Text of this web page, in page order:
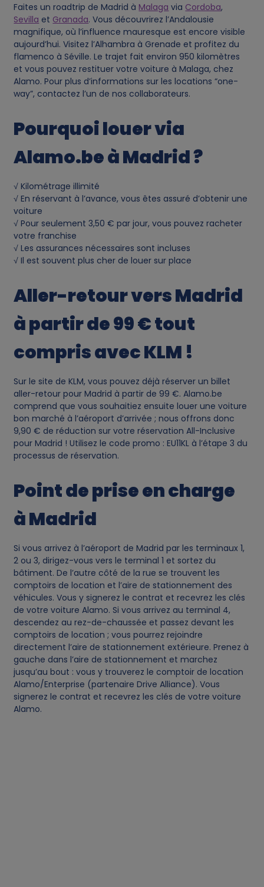
Faites un roadtrip de Madrid à Malaga via Cordoba,
Sevilla et Granada. Vous découvrirez l’Andalousie
magnifique, où l’influence mauresque est encore visible
aujourd’hui. Visitez l’Alhambra à Grenade et profitez du
flamenco à Séville. Le trajet fait environ 950 kilomètres
et vous pouvez restituer votre voiture à Malaga, chez
Alamo. Pour plus d’informations sur les locations “one-
way”, contactez l’un de nos collaborateurs.
Pourquoi louer via
Alamo.be à Madrid ?
√ Kilométrage illimité
√ En réservant à l’avance, vous êtes assuré d’obtenir une
voiture
√ Pour seulement 3,50 € par jour, vous pouvez racheter
votre franchise
√ Les assurances nécessaires sont incluses
√ Il est souvent plus cher de louer sur place
Aller-retour vers Madrid
à partir de 99 € tout
compris avec KLM !
Sur le site de KLM, vous pouvez déjà réserver un billet
aller-retour pour Madrid à partir de 99 €. Alamo.be
comprend que vous souhaitiez ensuite louer une voiture
bon marché à l’aéroport d’arrivée ; nous offrons donc
9,90 € de réduction sur votre réservation All-Inclusive
pour Madrid ! Utilisez le code promo : EU11KL à l’étape 3 du
processus de réservation.
Point de prise en charge
à Madrid
Si vous arrivez à l’aéroport de Madrid par les terminaux 1,
2 ou 3, dirigez-vous vers le terminal 1 et sortez du
bâtiment. De l’autre côté de la rue se trouvent les
comptoirs de location et l’aire de stationnement des
véhicules. Vous y signerez le contrat et recevrez les clés
de votre voiture Alamo. Si vous arrivez au terminal 4,
descendez au rez-de-chaussée et passez devant les
comptoirs de location ; vous pourrez rejoindre
directement l’aire de stationnement extérieure. Prenez à
gauche dans l’aire de stationnement et marchez
jusqu’au bout : vous y trouverez le comptoir de location
Alamo/Enterprise (partenaire Drive Alliance). Vous
signerez le contrat et recevrez les clés de votre voiture
Alamo.